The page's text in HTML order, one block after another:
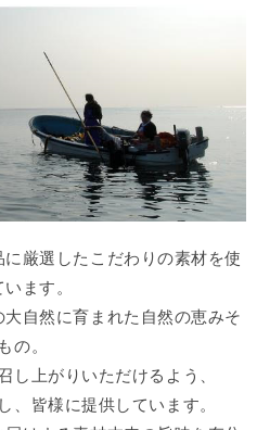
厳選したこだわりの素材を使
ます。
自然に育まれた自然の恵みそ
の。
し上がりいただけるよう、
、皆様に提供しています。